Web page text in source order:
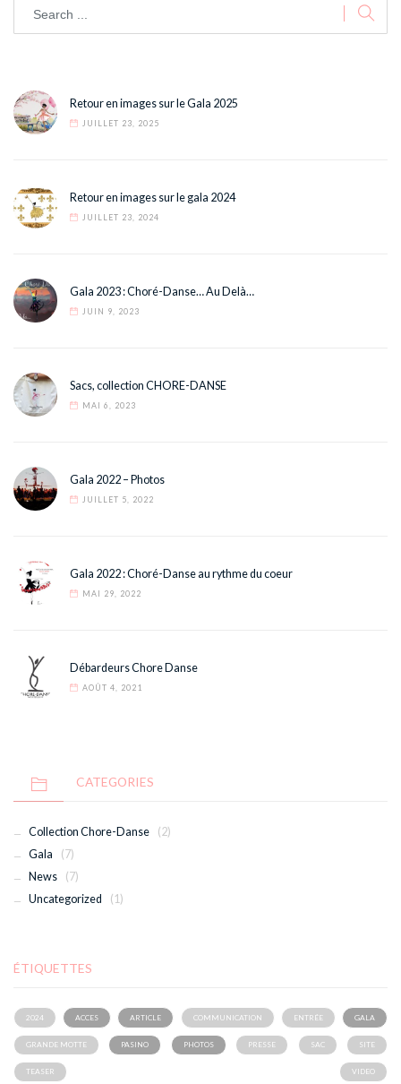
Retour en images sur le Gala 2025
JUILLET 23, 2025
Retour en images sur le gala 2024
JUILLET 23, 2024
Gala 2023 : Choré-Danse… Au Delà…
JUIN 9, 2023
Sacs, collection CHORE-DANSE
MAI 6, 2023
Gala 2022 – Photos
JUILLET 5, 2022
Gala 2022 : Choré-Danse au rythme du coeur
MAI 29, 2022
Débardeurs Chore Danse
AOÛT 4, 2021
CATEGORIES
Collection Chore-Danse
(2)
Gala
(7)
News
(7)
Uncategorized
(1)
ÉTIQUETTES
2024 ACCES ARTICLE COMMUNICATION ENTRÉE GALA
GRANDE MOTTE PASINO PHOTOS PRESSE SAC SITE
TEASER VIDEO